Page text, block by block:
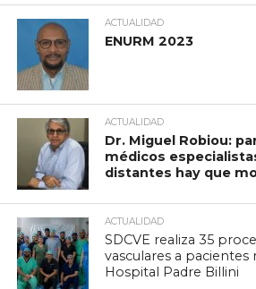
ACTUALIDAD
ENURM 2023
ACTUALIDAD
Dr. Miguel Robiou:
médicos
distantes hay que
ACTUALIDAD
SDCVE realiza 35
vasculares a pacientes
Hospital Padre Billini